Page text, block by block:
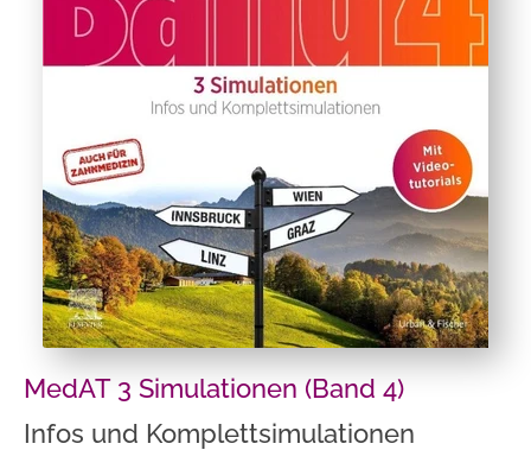
MedAT 3 Simulationen (Band 4)
Infos und Komplettsimulationen